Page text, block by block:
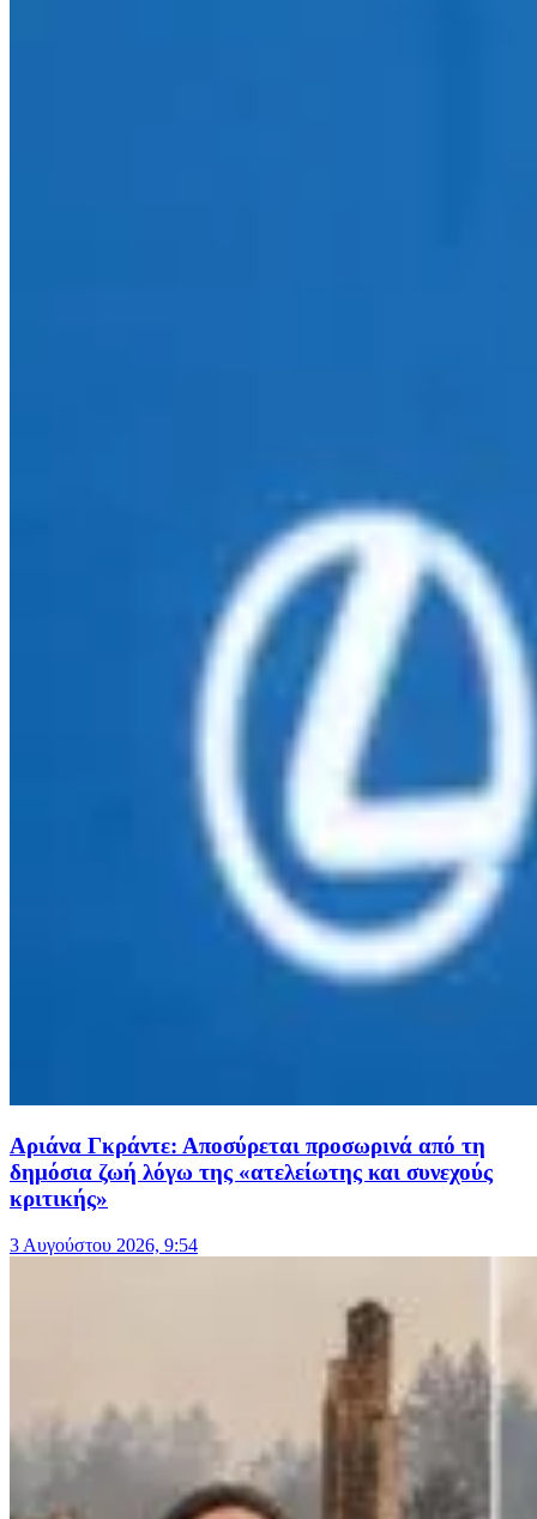
Αριάνα Γκράντε: Αποσύρεται προσωρινά από τη
δημόσια ζωή λόγω της «ατελείωτης και συνεχούς
κριτικής»
3 Αυγούστου 2026, 9:54